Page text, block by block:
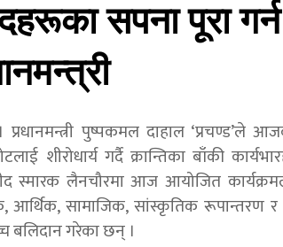
सपना पूरा
प्रधानमन्त्री पुष्पकमल दाहाल
शीरोधार्य गर्दै क्रान्तिका बाँकी
स्मारक लैनचौरमा आज आयोजित
आर्थिक, सामाजिक, सांस्कृतिक रूपान्तरण र
बलिदान गरेका छन् ।